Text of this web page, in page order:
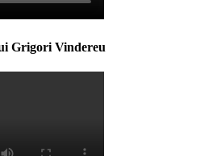
Grigori Vindereu